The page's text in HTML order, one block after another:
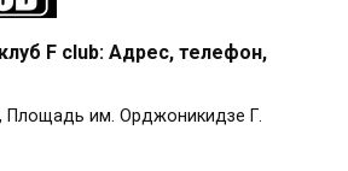
F club: Адрес, телефон,
Площадь им. Орджоникидзе Г.